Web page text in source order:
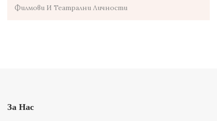
Филмови И Театрални Личности
За Нас